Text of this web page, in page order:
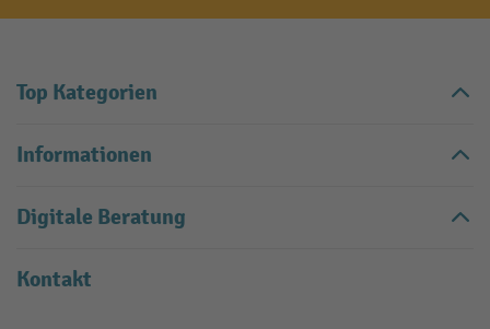
Top Kategorien
Informationen
Digitale Beratung
Kontakt